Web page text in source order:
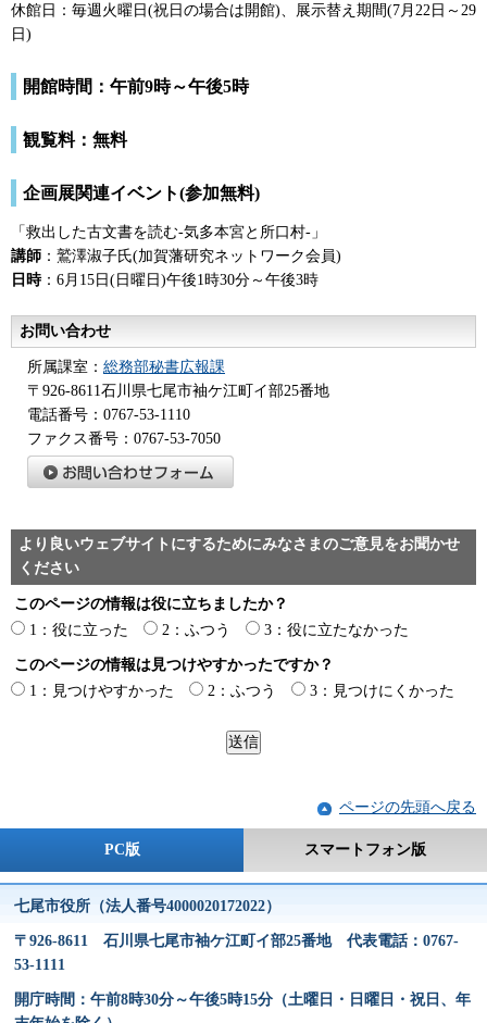
休館日：毎週火曜日(祝日の場合は開館)、展示替え期間(7月22日～29
日)
開館時間：午前9時～午後5時
観覧料：無料
企画展関連イベント(参加無料)
「救出した古文書を読む-気多本宮と所口村-」
講師 ：鷲澤淑子氏(加賀藩研究ネットワーク会員)
日時：6月15日(日曜日)午後1時30分～午後3時
お問い合わせ
所属課室： 総務部秘書広報課
〒926-8611石川県七尾市袖ケ江町イ部25番地
電話番号：0767-53-1110
ファクス番号：0767-53-7050
より良いウェブサイトにするためにみなさまのご意見をお聞かせ
ください
このページの情報は役に立ちましたか？
1：役に立った
2：ふつう 3：役に立たなかった
このページの情報は見つけやすかったですか？
1：見つけやすかった
2：ふつう 3：見つけにくかった
ページの先頭へ戻る
PC版 スマートフォン版
七尾市役所（法人番号4000020172022）
〒926-8611 石川県七尾市袖ケ江町イ部25番地 代表電話：0767-
53-1111
開庁時間：午前8時30分～午後5時15分（土曜日・日曜日・祝日、年